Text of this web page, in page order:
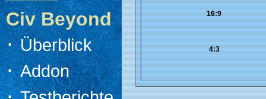
Civ Beyond
·Überblick
·Addon
16:9
4:3